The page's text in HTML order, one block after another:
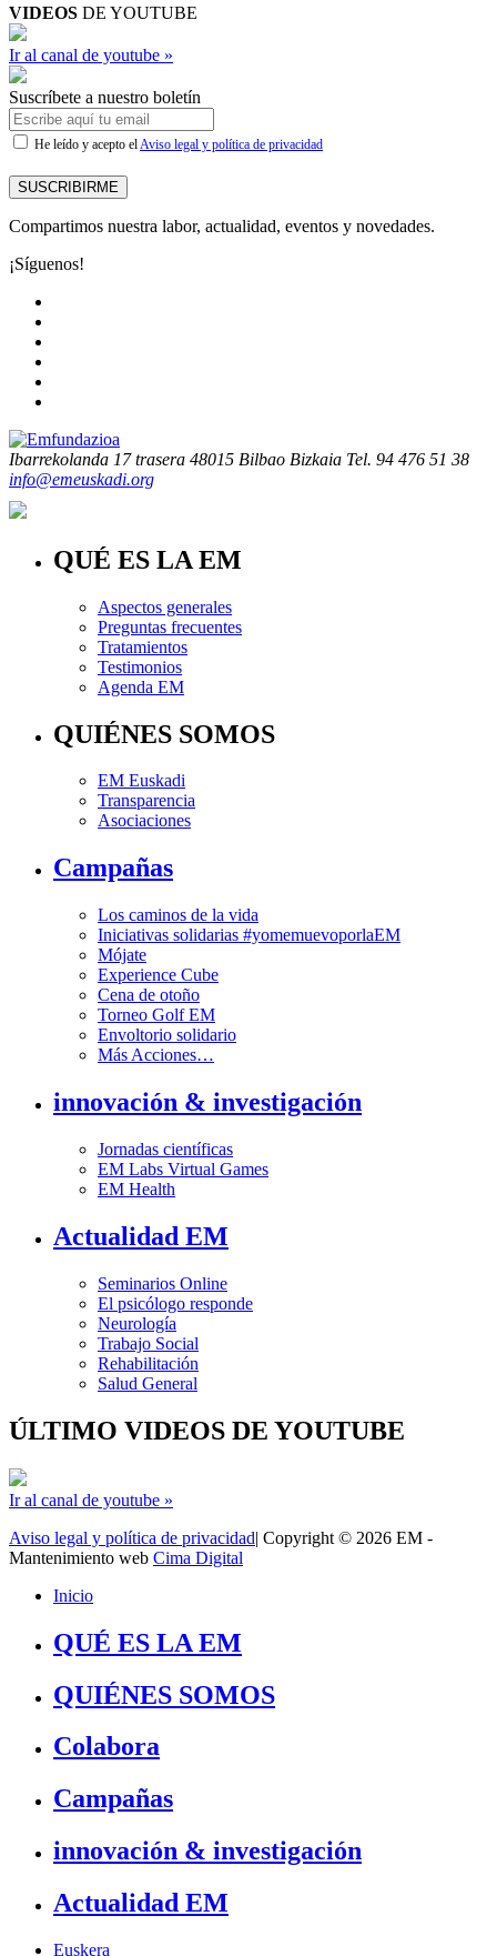
VIDEOS DE YOUTUBE
Ir al canal de youtube »
Suscríbete a nuestro boletín
He leído y acepto elAviso legal y política de privacidad
SUSCRIBIRME
Compartimos nuestra labor, actualidad, eventos y novedades.
¡Síguenos!
Ibarrekolanda 17 trasera 48015 Bilbao Bizkaia Tel. 94 476 51 38
info@emeuskadi.org
QUÉ ES LA EM
Aspectos generales
Preguntas frecuentes
Tratamientos
Testimonios
Agenda EM
QUIÉNES SOMOS
EM Euskadi
Transparencia
Asociaciones
Campañas
Los caminos de la vida
Iniciativas solidarias #yomemuevoporlaEM
Mójate
Experience Cube
Cena de otoño
Torneo Golf EM
Envoltorio solidario
Más Acciones…
innovación & investigación
Jornadas científicas
EM Labs Virtual Games
EM Health
Actualidad EM
Seminarios Online
El psicólogo responde
Neurología
Trabajo Social
Rehabilitación
Salud General
ÚLTIMO VIDEOS DE YOUTUBE
Ir al canal de youtube »
Aviso legal y política de privacidad| Copyright © 2026 EM -
Mantenimiento web Cima Digital
Inicio
QUÉ ES LA EM
QUIÉNES SOMOS
Colabora
Campañas
innovación & investigación
Actualidad EM
Euskera